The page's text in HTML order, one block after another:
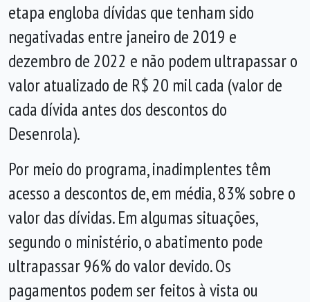
etapa engloba dívidas que tenham sido
negativadas entre janeiro de 2019 e
dezembro de 2022 e não podem ultrapassar o
valor atualizado de R$ 20 mil cada (valor de
cada dívida antes dos descontos do
Desenrola).
Por meio do programa, inadimplentes têm
acesso a descontos de, em média, 83% sobre o
valor das dívidas. Em algumas situações,
segundo o ministério, o abatimento pode
ultrapassar 96% do valor devido. Os
pagamentos podem ser feitos à vista ou